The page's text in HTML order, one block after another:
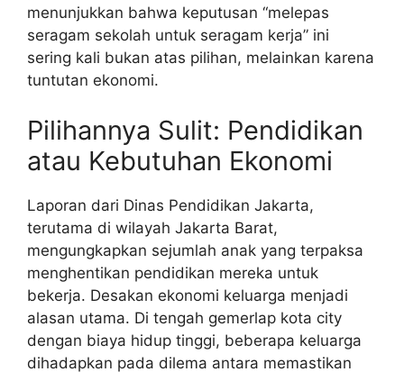
menunjukkan bahwa keputusan “melepas
seragam sekolah untuk seragam kerja” ini
sering kali bukan atas pilihan, melainkan karena
tuntutan ekonomi.
Pilihannya Sulit: Pendidikan
atau Kebutuhan Ekonomi
Laporan dari Dinas Pendidikan Jakarta,
terutama di wilayah Jakarta Barat,
mengungkapkan sejumlah anak yang terpaksa
menghentikan pendidikan mereka untuk
bekerja. Desakan ekonomi keluarga menjadi
alasan utama. Di tengah gemerlap kota city
dengan biaya hidup tinggi, beberapa keluarga
dihadapkan pada dilema antara memastikan